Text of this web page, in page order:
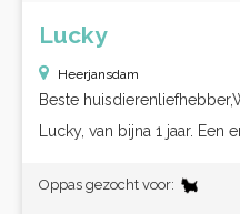
Lucky
Heerjansdam
Beste
Lucky, van bijna 1 jaar. Een
Oppas gezocht voor: